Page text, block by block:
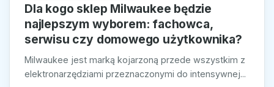
Dla kogo sklep Milwaukee będzie
najlepszym wyborem: fachowca,
serwisu czy domowego użytkownika?
Milwaukee jest marką kojarzoną przede wszystkim z
elektronarzędziami przeznaczonymi do intensywnej...